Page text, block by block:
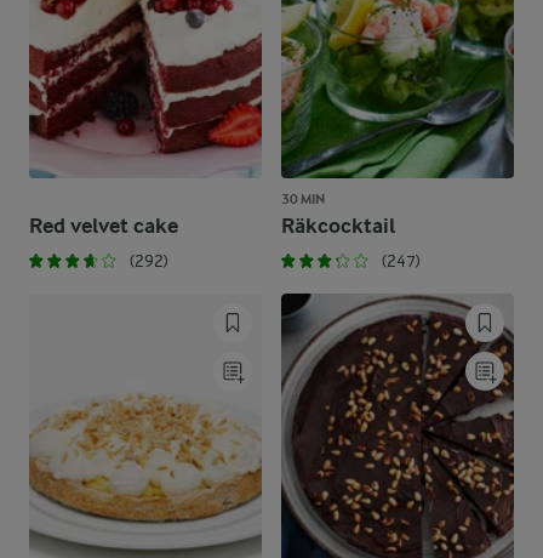
Red velvet cake
(292)
30 MIN
Räkcocktail
(247)